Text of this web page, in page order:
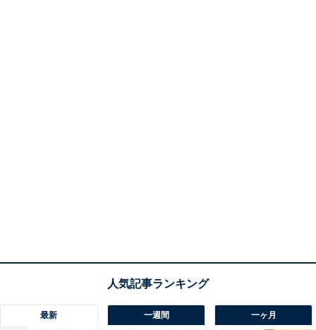
最新 一週間 一ヶ月